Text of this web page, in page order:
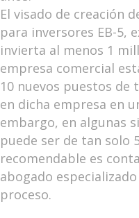
El visado de creación
para inversores EB-5,
invierta al menos 1
empresa comercial
10 nuevos puestos
en dicha empresa en
embargo, en algunas
puede ser de tan solo
recomendable es
abogado
proceso.